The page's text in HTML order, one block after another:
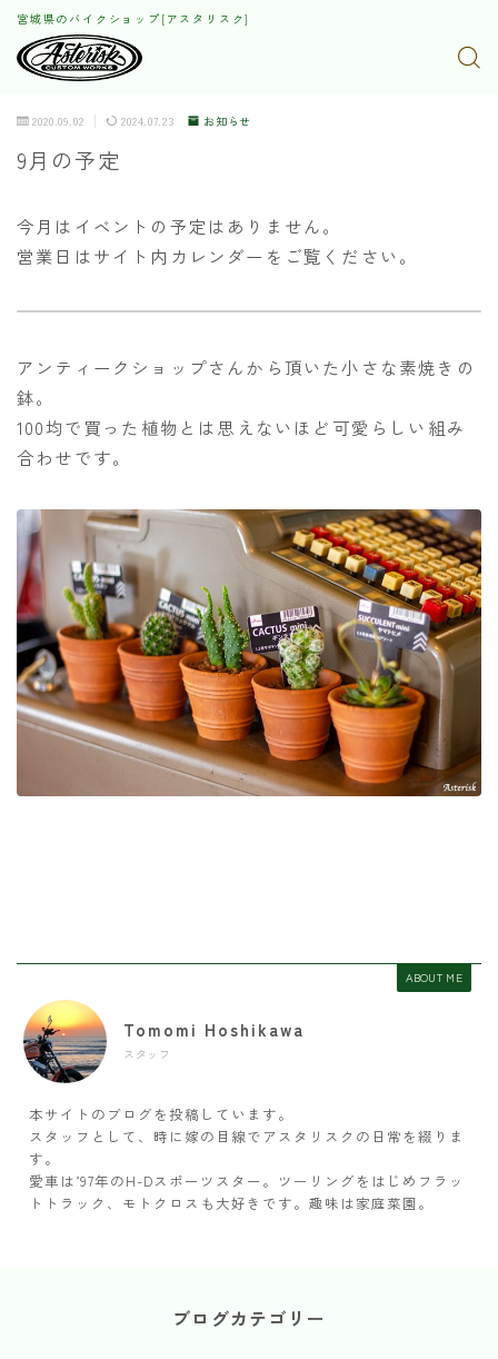
宮城県のバイクショップ[アスタリスク]
2020.09.02 2024.07.23 お知らせ
9月の予定
今月はイベントの予定はありません。
営業日はサイト内カレンダーをご覧ください。
アンティークショップさんから頂いた小さな素焼きの
鉢。
100均で買った植物とは思えないほど可愛らしい組み
合わせです。
ABOUT ME
Tomomi Hoshikawa
スタッフ
本サイトのブログを投稿しています。
スタッフとして、時に嫁の目線でアスタリスクの日常を綴りま
す。
愛車は’97年のH-Dスポーツスター。ツーリングをはじめフラッ
トトラック、モトクロスも大好きです。趣味は家庭菜園。
ブログカテゴリー